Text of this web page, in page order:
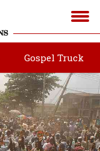
Gospel Truck